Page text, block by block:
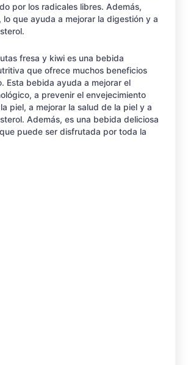
por los radicales libres. Además,
lo que ayuda a mejorar la digestión y a
fresa y kiwi es una bebida
que ofrece muchos beneficios
Esta bebida ayuda a mejorar el
a prevenir el envejecimiento
piel, a mejorar la salud de la piel y a
Además, es una bebida deliciosa
puede ser disfrutada por toda la